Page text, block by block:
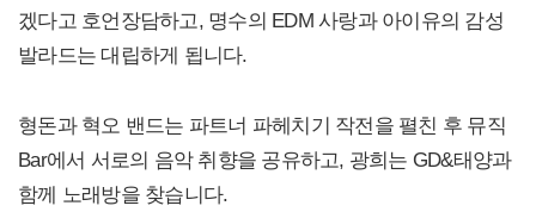
겠다고 호언장담하고, 명수의 EDM 사랑과 아이유의 감성
발라드는 대립하게 됩니다.
형돈과 혁오 밴드는 파트너 파헤치기 작전을 펼친 후 뮤직
Bar에서 서로의 음악 취향을 공유하고, 광희는 GD&태양과
함께 노래방을 찾습니다.